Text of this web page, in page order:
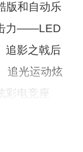
版和自动乐
力——LED
追影之戟后
追光运动炫
彩电竞座
，更是助力